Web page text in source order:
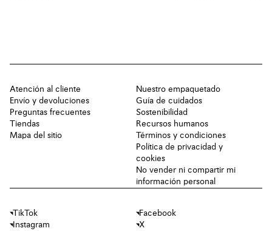
Atención al cliente
Envío y devoluciones
Preguntas frecuentes
Tiendas
Mapa del sitio
Nuestro empaquetado
Guía de cuidados
Sostenibilidad
Recursos humanos
Términos y condiciones
Política de privacidad y
cookies
No vender ni compartir mi
información personal
TikTok
Facebook
Instagram
X